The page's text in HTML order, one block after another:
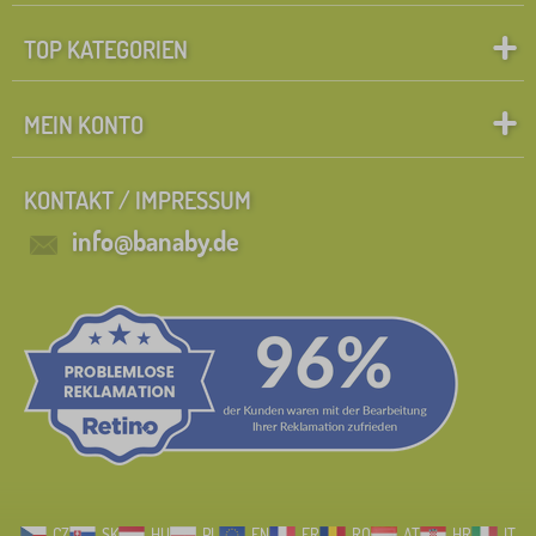
TOP KATEGORIEN
MEIN KONTO
KONTAKT / IMPRESSUM
info@banaby.de